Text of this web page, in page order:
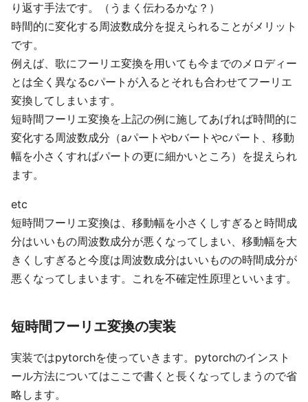
り返す手法です。（うまく伝わるかな？）
時間的に変化する周波数成分を捉えられることがメリット
です。
例えば、歌にフーリエ変換を用いても今までのメロディー
とは全く異なるcパートが入るとそれも合わせてフーリエ
変換してしまいます。
短時間フーリエ変換を上記の例に施してあげれば時間的に
変化する周波数成分（aパートやbバートやcパート、移動
幅を小さくすればパートの更に細かいところ）を捉えられ
ます。
etc
短時間フーリエ変換は、移動幅を小さくしすぎると時間成
分はいいもの周波数成分が悪くなってしまい、移動幅を大
きくしすぎると今度は周波数成分はいいものの時間成分が
悪くなってしまいます。これを不確定性原理といいます。
短時間フーリエ変換の実装
実装ではpytorchを使っていきます。pytorchのインスト
ール方法についてはここで書くと長くなってしまうので省
略します。